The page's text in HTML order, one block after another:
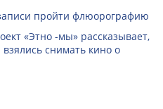
пройти флюорографию
«Этно -мы» рассказывает,
снимать кино о